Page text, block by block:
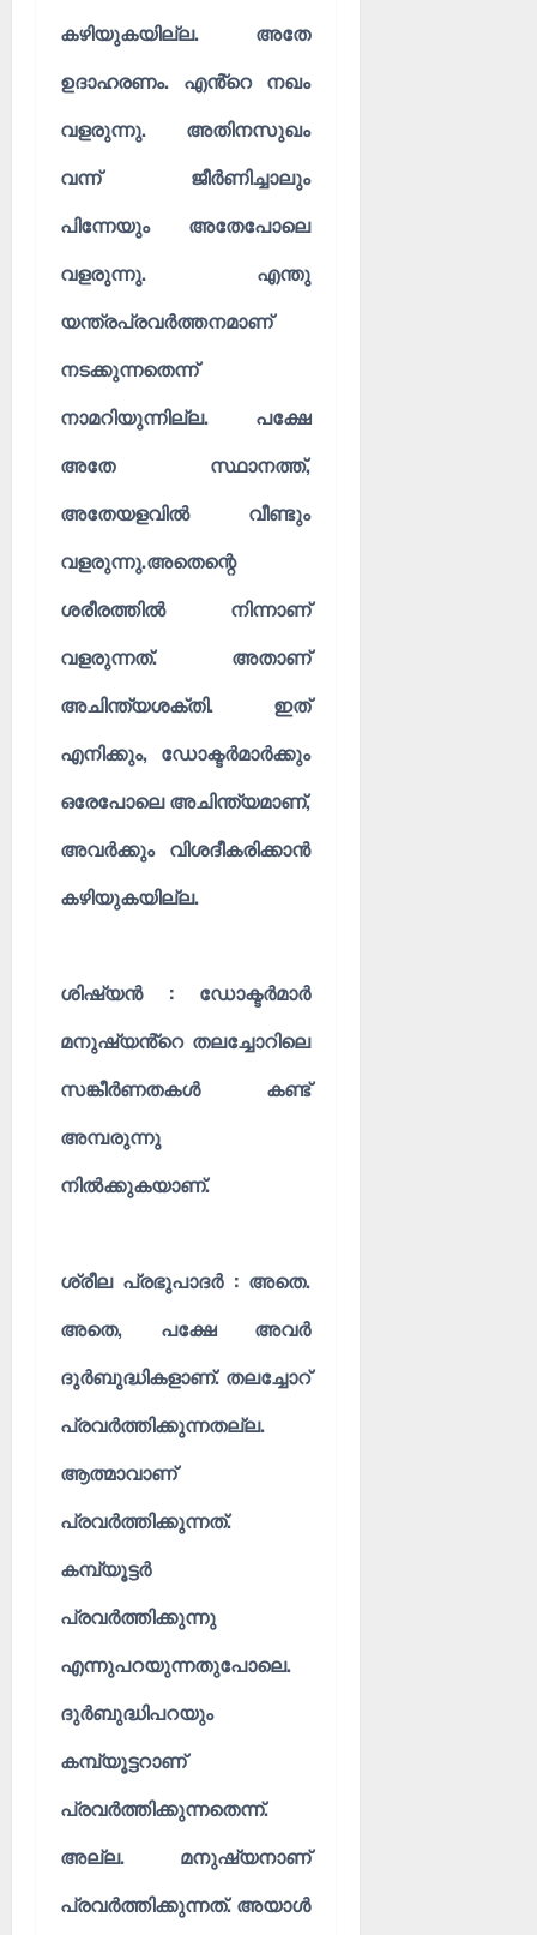
കഴിയുകയില്ല. അതേ
ഉദാഹരണം. എൻ്റെ നഖം
വളരുന്നു. അതിനസുഖം
വന്ന് ജീർണിച്ചാലും
പിന്നേയും അതേപോലെ
വളരുന്നു. എന്തു
യന്ത്രപ്രവർത്തനമാണ്
നടക്കുന്നതെന്ന്
നാമറിയുന്നില്ല. പക്ഷേ
അതേ സ്ഥാനത്ത്,
അതേയളവിൽ വീണ്ടും
വളരുന്നു.അതെന്റെ
ശരീരത്തിൽ നിന്നാണ്
വളരുന്നത്. അതാണ്
അചിന്ത്യശക്തി. ഇത്
എനിക്കും, ഡോക്ടർമാർക്കും
ഒരേപോലെ അചിന്ത്യമാണ്,
അവർക്കും വിശദീകരിക്കാൻ
കഴിയുകയില്ല.
ശിഷ്യൻ : ഡോക്ടർമാർ
മനുഷ്യൻ്റെ തലച്ചോറിലെ
സങ്കീർണതകൾ കണ്ട്
അമ്പരുന്നു
നിൽക്കുകയാണ്.
ശ്രീല പ്രഭുപാദർ : അതെ.
അതെ, പക്ഷേ അവർ
ദുർബുദ്ധികളാണ്. തലച്ചോറ്
പ്രവർത്തിക്കുന്നതല്ല.
ആത്മാവാണ്
പ്രവർത്തിക്കുന്നത്.
കമ്പ്യൂട്ടർ
പ്രവർത്തിക്കുന്നു
എന്നുപറയുന്നതുപോലെ.
ദുർബുദ്ധിപറയും
കമ്പ്യൂട്ടറാണ്
പ്രവർത്തിക്കുന്നതെന്ന്.
അല്ല. മനുഷ്യനാണ്
പ്രവർത്തിക്കുന്നത്. അയാൾ